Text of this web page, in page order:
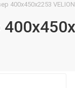
400х450х2253 VELION